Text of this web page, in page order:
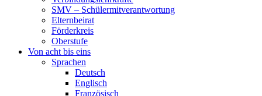
SMV – Schülermitverantwortung
Elternbeirat
Förderkreis
Oberstufe
Von acht bis eins
Sprachen
Deutsch
Englisch
Französisch